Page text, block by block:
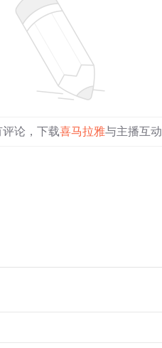
论，下载喜马拉雅与主播互动